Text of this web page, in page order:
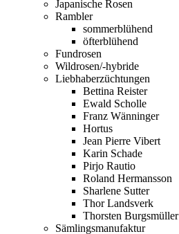
Japanische Rosen
Rambler
sommerblühend
öfterblühend
Fundrosen
Wildrosen/-hybride
Liebhaberzüchtungen
Bettina Reister
Ewald Scholle
Franz Wänninger
Hortus
Jean Pierre Vibert
Karin Schade
Pirjo Rautio
Roland Hermansson
Sharlene Sutter
Thor Landsverk
Thorsten Burgsmüller
Sämlingsmanufaktur